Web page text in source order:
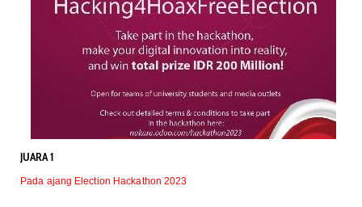
JUARA 1
Pada ajang Election Hackathon 2023